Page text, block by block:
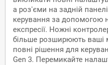
а роз'єми на задній
керування за допомогою
експресії. Ножні
більше розширюють ваші
повні рішення для
Gen 3. Перемикайте